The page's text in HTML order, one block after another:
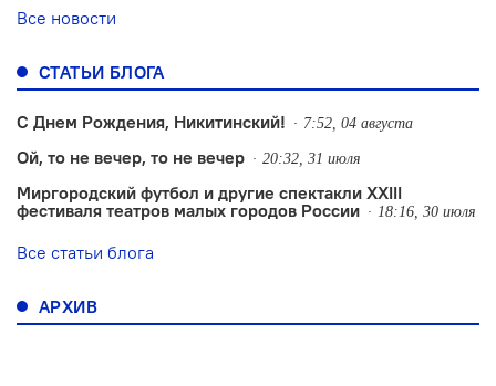
Все новости
СТАТЬИ БЛОГА
С Днем Рождения, Никитинский! 7:52, 04 августа
Ой, то не вечер, то не вечер 20:32, 31 июля
Миргородский футбол и другие спектакли XXIII
фестиваля театров малых городов России
18:16, 30 июля
Все статьи блога
АРХИВ